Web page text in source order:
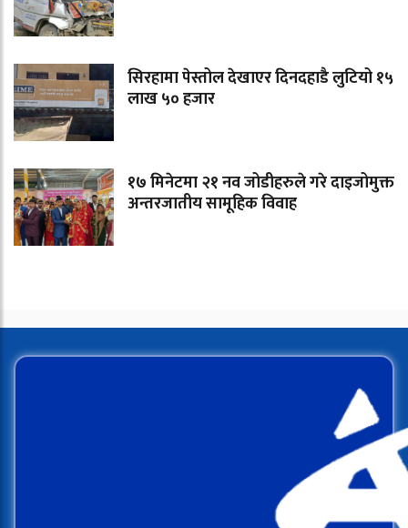
सिरहामा पेस्तोल देखाएर दिनदहाडै लुटियो १५
लाख ५० हजार
१७ मिनेटमा २१ नव जोडीहरुले गरे दाइजोमुक्त
अन्तरजातीय सामूहिक विवाह